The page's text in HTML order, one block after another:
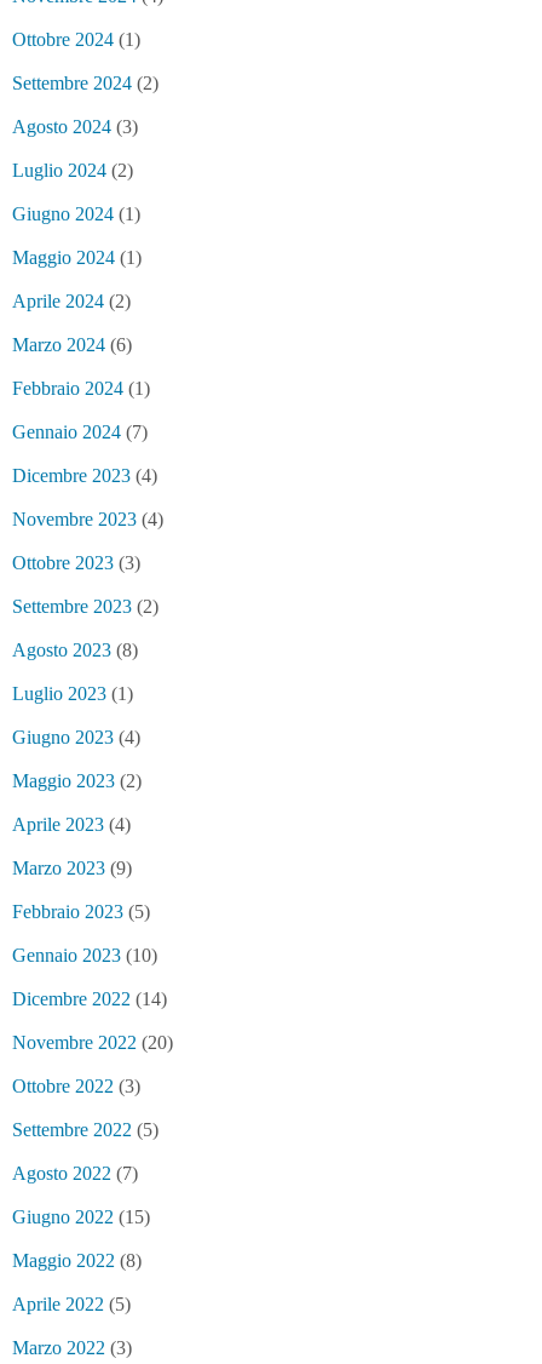
Ottobre 2024 (1)
Settembre 2024 (2)
Agosto 2024 (3)
Luglio 2024 (2)
Giugno 2024 (1)
Maggio 2024 (1)
Aprile 2024 (2)
Marzo 2024 (6)
Febbraio 2024 (1)
Gennaio 2024 (7)
Dicembre 2023 (4)
Novembre 2023 (4)
Ottobre 2023 (3)
Settembre 2023 (2)
Agosto 2023 (8)
Luglio 2023 (1)
Giugno 2023 (4)
Maggio 2023 (2)
Aprile 2023 (4)
Marzo 2023 (9)
Febbraio 2023 (5)
Gennaio 2023 (10)
Dicembre 2022 (14)
Novembre 2022 (20)
Ottobre 2022 (3)
Settembre 2022 (5)
Agosto 2022 (7)
Giugno 2022 (15)
Maggio 2022 (8)
Aprile 2022 (5)
Marzo 2022 (3)